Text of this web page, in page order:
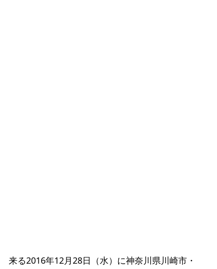
来る2016年12月28日（水）に神奈川県川崎市・